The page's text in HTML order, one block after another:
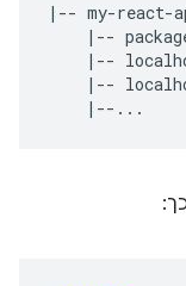
|-- my-
|--
|--
|--